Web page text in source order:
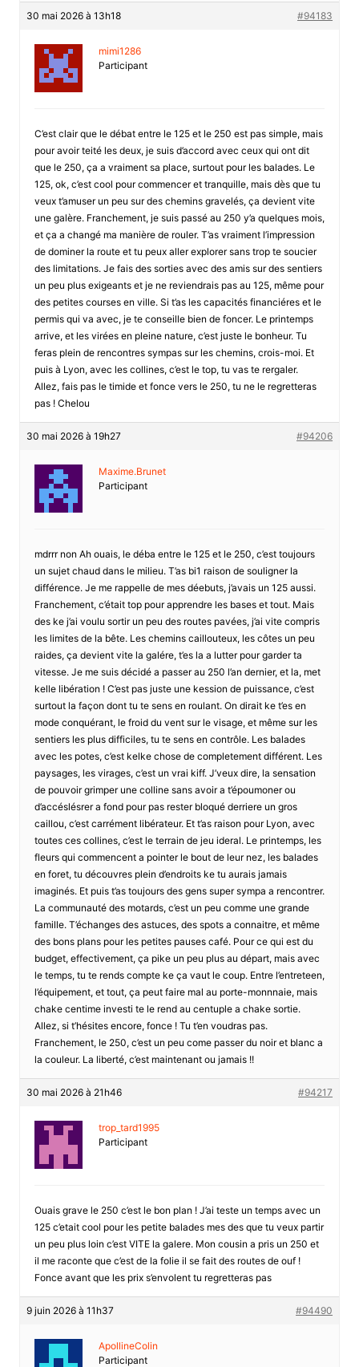
30 mai 2026 à 13h18 #94183
mimi1286
Participant
C’est clair que le débat entre le 125 et le 250 est pas simple, mais
pour avoir teité les deux, je suis d’accord avec ceux qui ont dit
que le 250, ça a vraiment sa place, surtout pour les balades. Le
125, ok, c’est cool pour commencer et tranquille, mais dès que tu
veux t’amuser un peu sur des chemins gravelés, ça devient vite
une galère. Franchement, je suis passé au 250 y’a quelques mois,
et ça a changé ma manière de rouler. T’as vraiment l’impression
de dominer la route et tu peux aller explorer sans trop te soucier
des limitations. Je fais des sorties avec des amis sur des sentiers
un peu plus exigeants et je ne reviendrais pas au 125, même pour
des petites courses en ville. Si t’as les capacités financiéres et le
permis qui va avec, je te conseille bien de foncer. Le printemps
arrive, et les virées en pleine nature, c’est juste le bonheur. Tu
feras plein de rencontres sympas sur les chemins, crois-moi. Et
puis à Lyon, avec les collines, c’est le top, tu vas te rergaler.
Allez, fais pas le timide et fonce vers le 250, tu ne le regretteras
pas ! Chelou
30 mai 2026 à 19h27 #94206
Maxime.Brunet
Participant
mdrrr non Ah ouais, le déba entre le 125 et le 250, c’est toujours
un sujet chaud dans le milieu. T’as bi1 raison de souligner la
différence. Je me rappelle de mes déebuts, j’avais un 125 aussi.
Franchement, c’était top pour apprendre les bases et tout. Mais
des ke j’ai voulu sortir un peu des routes pavées, j’ai vite compris
les limites de la bête. Les chemins caillouteux, les côtes un peu
raides, ça devient vite la galére, t’es la a lutter pour garder ta
vitesse. Je me suis décidé a passer au 250 l’an dernier, et la, met
kelle libération ! C’est pas juste une kession de puissance, c’est
surtout la façon dont tu te sens en roulant. On dirait ke t’es en
mode conquérant, le froid du vent sur le visage, et même sur les
sentiers les plus difficiles, tu te sens en contrôle. Les balades
avec les potes, c’est kelke chose de completement différent. Les
paysages, les virages, c’est un vrai kiff. J’veux dire, la sensation
de pouvoir grimper une colline sans avoir a t’époumoner ou
d’accéslésrer a fond pour pas rester bloqué derriere un gros
caillou, c’est carrément libérateur. Et t’as raison pour Lyon, avec
toutes ces collines, c’est le terrain de jeu ideral. Le printemps, les
fleurs qui commencent a pointer le bout de leur nez, les balades
en foret, tu découvres plein d’endroits ke tu aurais jamais
imaginés. Et puis t’as toujours des gens super sympa a rencontrer.
La communauté des motards, c’est un peu comme une grande
famille. T’échanges des astuces, des spots a connaitre, et même
des bons plans pour les petites pauses café. Pour ce qui est du
budget, effectivement, ça pike un peu plus au départ, mais avec
le temps, tu te rends compte ke ça vaut le coup. Entre l’entreteen,
l’équipement, et tout, ça peut faire mal au porte-monnnaie, mais
chake centime investi te le rend au centuple a chake sortie.
Allez, si t’hésites encore, fonce ! Tu t’en voudras pas.
Franchement, le 250, c’est un peu come passer du noir et blanc a
la couleur. La liberté, c’est maintenant ou jamais !!
30 mai 2026 à 21h46 #94217
trop_tard1995
Participant
Ouais grave le 250 c’est le bon plan ! J’ai teste un temps avec un
125 c’etait cool pour les petite balades mes des que tu veux partir
un peu plus loin c’est VITE la galere. Mon cousin a pris un 250 et
il me raconte que c’est de la folie il se fait des routes de ouf !
Fonce avant que les prix s’envolent tu regretteras pas
9 juin 2026 à 11h37 #94490
ApollineColin
Participant